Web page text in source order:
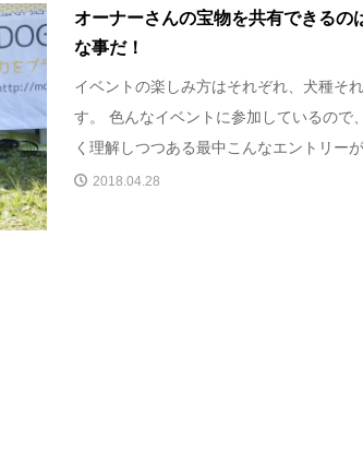
オーナーさんの宝物を共有できるの
な事だ！
イベントの楽しみ方はそれぞれ、犬種そ
す。 色んなイベントに参加しているので
く理解しつつある最中こんなエントリーが
2018.04.28